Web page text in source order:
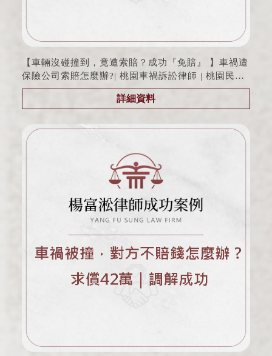
【車輛沒碰撞到，竟遭索賠？成功『免賠』 】車禍遭
保險公司索賠怎麼辦?| 桃園車禍訴訟律師 | 桃園民事
訴訟律師
詳細資料